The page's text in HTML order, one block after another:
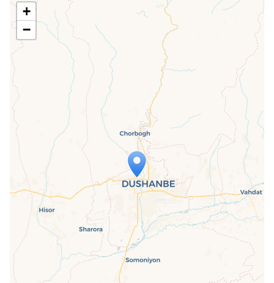
Travelers' Map wird geladen …
Wenn du dies siehst, nachdem deine
Seite vollständig geladen wurde,
fehlen leafletJS-Dateien.
+
−